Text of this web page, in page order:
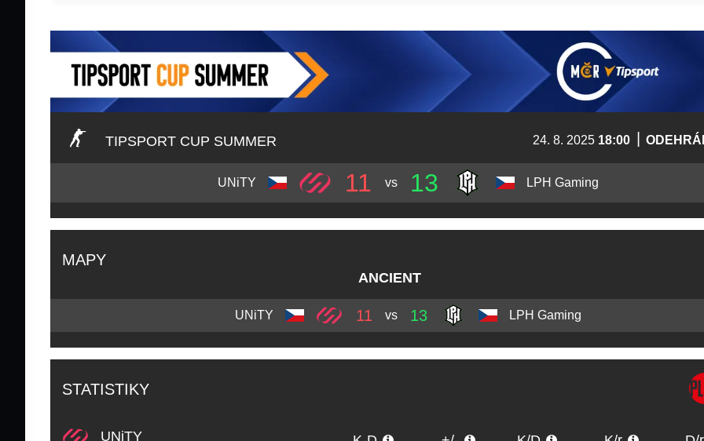
TIPSPORT CUP SUMMER 24. 8. 2025 18:00
UNiTY 11 vs 13 LPH Gaming
MAPY
ANCIENT
UNiTY 11 vs 13 LPH Gaming
STATISTIKY
UNiTY